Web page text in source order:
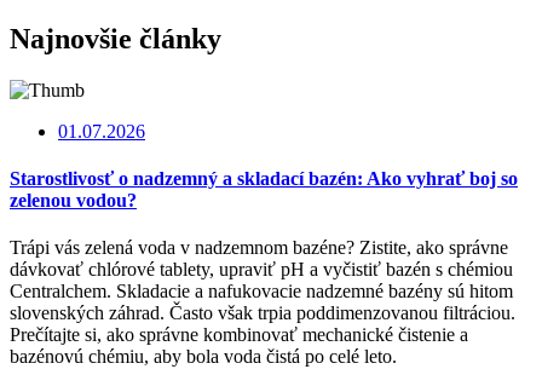
Najnovšie články
01.07.2026
Starostlivosť o nadzemný a skladací bazén: Ako vyhrať boj so
zelenou vodou?
Trápi vás zelená voda v nadzemnom bazéne? Zistite, ako správne
dávkovať chlórové tablety, upraviť pH a vyčistiť bazén s chémiou
Centralchem. Skladacie a nafukovacie nadzemné bazény sú hitom
slovenských záhrad. Často však trpia poddimenzovanou filtráciou.
Prečítajte si, ako správne kombinovať mechanické čistenie a
bazénovú chémiu, aby bola voda čistá po celé leto.